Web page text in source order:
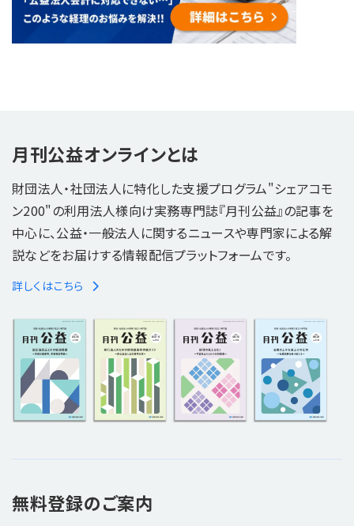
月刊公益オンラインとは
財団法人・社団法人に特化した支援プログラム"シェアコモ
ン200"の利用法人様向け実務専門誌『月刊公益』の記事を
中心に、公益・一般法人に関するニュースや専門家による解
説などをお届けする情報配信プラットフォームです。
詳しくはこちら
無料登録のご案内